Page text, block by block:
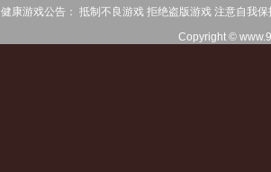
健康游戏公告： 抵制不良游戏 拒绝盗版游戏 注意自我
Copyright ©